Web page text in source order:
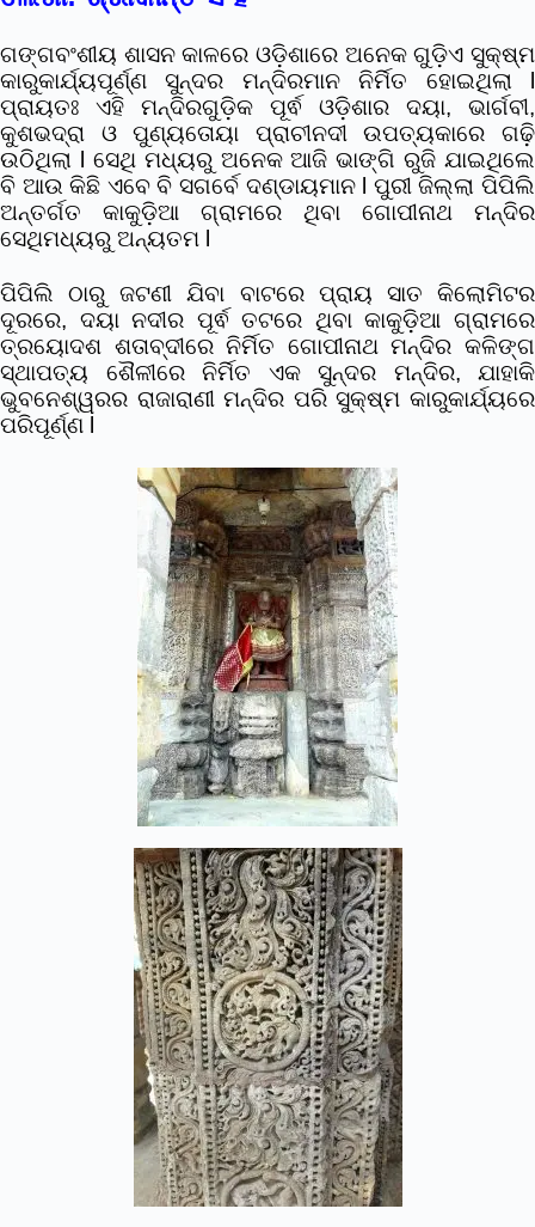
ଗଙ୍ଗବଂଶୀୟ ଶାସନ କାଳରେ ଓଡ଼ିଶାରେ ଅନେକ ଗୁଡ଼ିଏ ସୁକ୍ଷ୍ମ
କାରୁକାର୍ଯ୍ୟପୂର୍ଣ୍ଣ ସୁନ୍ଦର ମନ୍ଦିରମାନ ନିର୍ମିତ ହୋଇଥିଲା l
ପ୍ରାୟତଃ ଏହି ମନ୍ଦିରଗୁଡ଼ିକ ପୂର୍ଵ ଓଡ଼ିଶାର ଦୟା, ଭାର୍ଗବୀ,
କୁଶଭଦ୍ରା ଓ ପୁଣ୍ୟତୋୟା ପ୍ରାଚୀନଦୀ ଉପତ୍ୟକାରେ ଗଢ଼ି
ଉଠିଥିଲା l ସେଥି ମଧ୍ୟରୁ ଅନେକ ଆଜି ଭାଙ୍ଗି ରୁଜି ଯାଇଥିଲେ
ବି ଆଉ କିଛି ଏବେ ବି ସଗର୍ବେ ଦଣ୍ଡାୟମାନ l ପୁରୀ ଜିଲ୍ଲା ପିପିଲି
ଅନ୍ତର୍ଗତ କାକୁଡ଼ିଆ ଗ୍ରାମରେ ଥିବା ଗୋପୀନାଥ ମନ୍ଦିର
ସେଥିମଧ୍ୟରୁ ଅନ୍ୟତମ l
ପିପିଲି ଠାରୁ ଜଟଣୀ ଯିବା ବାଟରେ ପ୍ରାୟ ସାତ କିଲୋମିଟର
ଦୂରରେ, ଦୟା ନଦୀର ପୂର୍ଵ ତଟରେ ଥିବା କାକୁଡ଼ିଆ ଗ୍ରାମରେ
ତ୍ରୟୋଦଶ ଶତାବ୍ଦୀରେ ନିର୍ମିତ ଗୋପୀନାଥ ମନ୍ଦିର କଳିଙ୍ଗ
ସ୍ଥାପତ୍ୟ ଶୈଳୀରେ ନିର୍ମିତ ଏକ ସୁନ୍ଦର ମନ୍ଦିର, ଯାହାକି
ଭୁବନେଶ୍ୱରର ରାଜାରାଣୀ ମନ୍ଦିର ପରି ସୁକ୍ଷ୍ମ କାରୁକାର୍ଯ୍ୟରେ
ପରିପୂର୍ଣ୍ଣ l